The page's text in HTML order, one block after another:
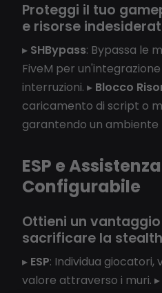
Proteggi il tuo
e risorse
▸ SHBypass: Bypassa le
FiveM per
interruzioni. ▸ Blocco
caricamento di script o
garantendo un
ESP e
Configurabile
Ottieni un
sacrificare la
▸ ESP: Individua giocatori,
valore attraverso i muri. ▸